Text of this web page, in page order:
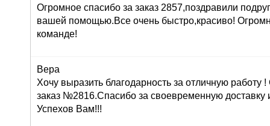
Огромное спасибо за заказ 2857,поздравили
вашей помощью.Все очень быстро,красиво!
команде!
Вера
Хочу выразить благодарность за отличную
заказ №2816.Спасибо за своевременную
Успехов Вам!!!